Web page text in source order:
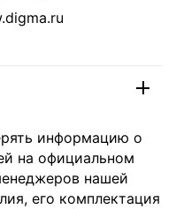
информацию о
на официальном
нашей
его комплектация